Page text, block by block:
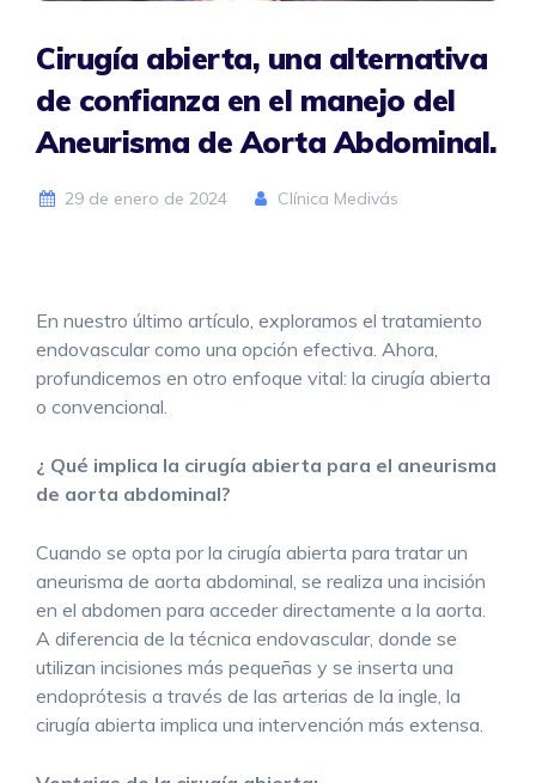
Cirugía abierta, una alternativa
de confianza en el manejo del
Aneurisma de Aorta Abdominal.
29 de enero de 2024 Clínica Medivás
En nuestro último artículo, exploramos el tratamiento
endovascular como una opción efectiva. Ahora,
profundicemos en otro enfoque vital: la cirugía abierta
o convencional.
¿ Qué implica la cirugía abierta para el aneurisma
de aorta abdominal?
Cuando se opta por la cirugía abierta para tratar un
aneurisma de aorta abdominal, se realiza una incisión
en el abdomen para acceder directamente a la aorta.
A diferencia de la técnica endovascular, donde se
utilizan incisiones más pequeñas y se inserta una
endoprótesis a través de las arterias de la ingle, la
cirugía abierta implica una intervención más extensa.